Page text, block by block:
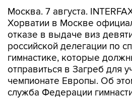
Москва. 7 августа.
Хорватии в Москве
отказе в выдаче виз
российской делегации по
гимнастике, которые
отправиться в Загреб для
чемпионате Европы. Об
служба Федерации